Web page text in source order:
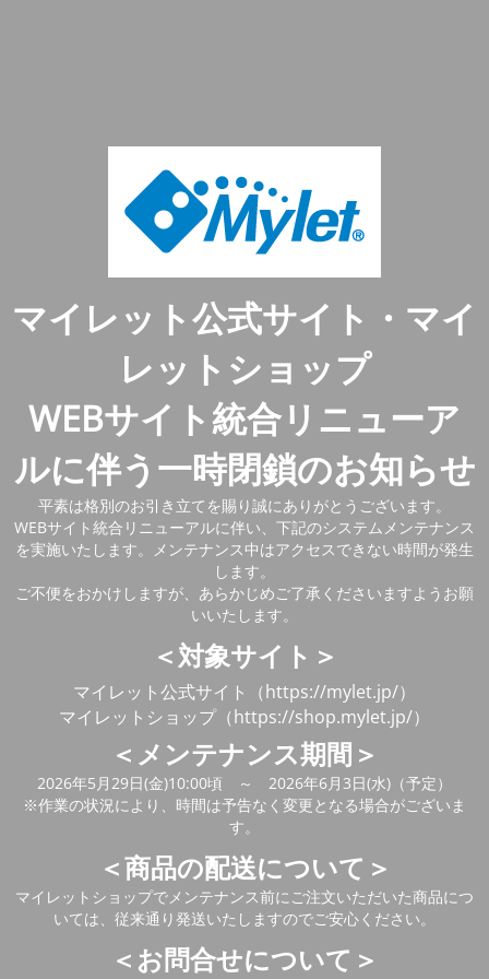
マイレット公式サイト・マイ
レットショップ
WEBサイト統合リニューア
ルに伴う一時閉鎖のお知らせ
平素は格別のお引き立てを賜り誠にありがとうございます。
WEBサイト統合リニューアルに伴い、下記のシステムメンテナンス
を実施いたします。メンテナンス中はアクセスできない時間が発生
します。
ご不便をおかけしますが、あらかじめご了承くださいますようお願
いいたします。
＜対象サイト＞
マイレット公式サイト（https://mylet.jp/）
マイレットショップ（https://shop.mylet.jp/）
＜メンテナンス期間＞
2026年5月29日(金)10:00頃 ～ 2026年6月3日(水)（予定）
※作業の状況により、時間は予告なく変更となる場合がございま
す。
＜商品の配送について＞
マイレットショップでメンテナンス前にご注文いただいた商品につ
いては、従来通り発送いたしますのでご安心ください。
＜お問合せについて＞